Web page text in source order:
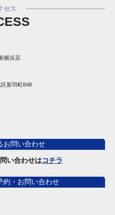
セス
横浜店
新羽町848
お問い合わせ
い合わせはコチラ
約・お問い合わせ